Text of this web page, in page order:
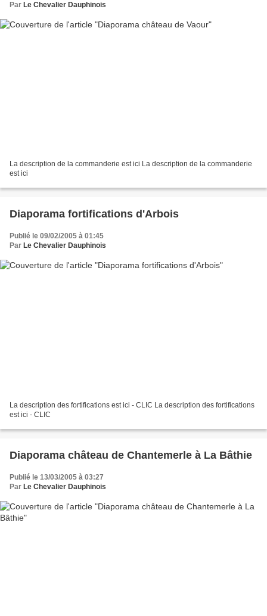
Par Le Chevalier Dauphinois
La description de la commanderie est ici La description de la commanderie
est ici
Diaporama fortifications d'Arbois
Publié le 09/02/2005 à 01:45
Par Le Chevalier Dauphinois
La description des fortifications est ici - CLIC La description des fortifications
est ici - CLIC
Diaporama château de Chantemerle à La Bâthie
Publié le 13/03/2005 à 03:27
Par Le Chevalier Dauphinois